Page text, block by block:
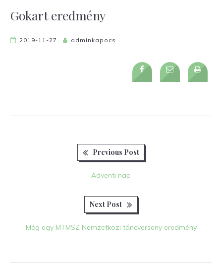
Gokart eredmény
2019-11-27 adminkapocs
Previous Post
Adventi nap
Next Post
Még egy MTMSZ Nemzetközi táncverseny eredmény